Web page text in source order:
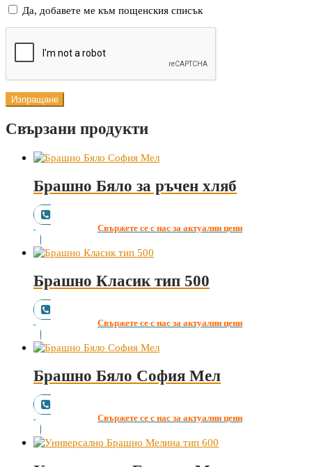
Да, добавете ме към пощенския списък
Свързани продукти
Брашно Бяло за ръчен хляб
Свържете се с нас за актуални цени
Брашно Класик тип 500
Свържете се с нас за актуални цени
Брашно Бяло София Мел
Свържете се с нас за актуални цени